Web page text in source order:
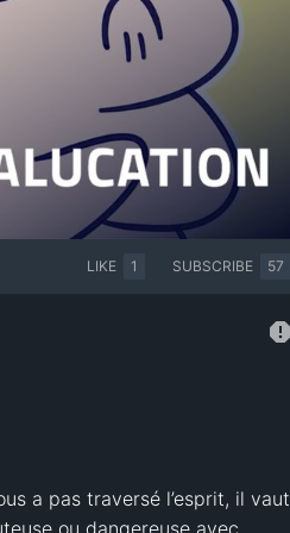
LIKE 1 SUBSCRIBE 57
a pas traversé l’esprit, il vaut
ou dangereuse avec